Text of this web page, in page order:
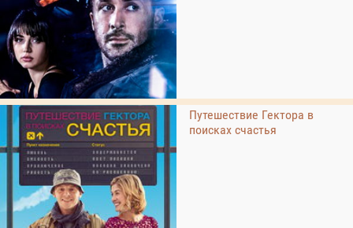
Путешествие Гектора в
поисках счастья